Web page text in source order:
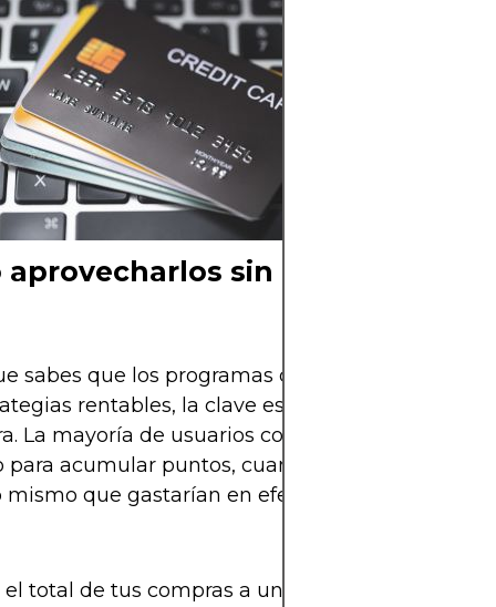
aprovecharlos sin caer en
sabes que los programas de fidelización no
rentables, la clave está en usarlos con
La mayoría de usuarios comete el error de
para acumular puntos, cuando en realidad
mismo que gastarían en efectivo, pero con
el total de tus compras a una sola cuota y evitas